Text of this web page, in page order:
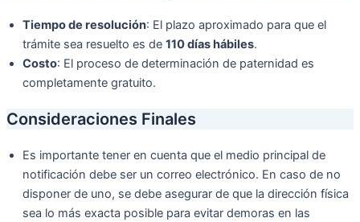
Tiempo de resolución: El plazo aproximado para que el
trámite sea resuelto es de 110 días hábiles.
Costo: El proceso de determinación de paternidad es
completamente gratuito.
Consideraciones Finales
Es importante tener en cuenta que el medio principal de
notificación debe ser un correo electrónico. En caso de no
disponer de uno, se debe asegurar de que la dirección física
sea lo más exacta posible para evitar demoras en las